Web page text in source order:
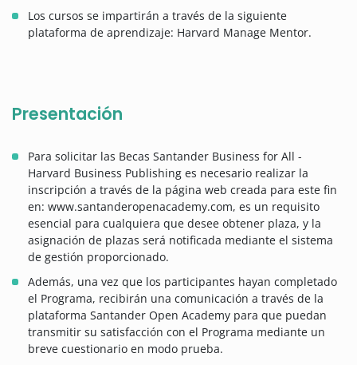
Los cursos se impartirán a través de la siguiente
plataforma de aprendizaje: Harvard Manage Mentor.
Presentación
Para solicitar las Becas Santander Business for All -
Harvard Business Publishing es necesario realizar la
inscripción a través de la página web creada para este fin
en: www.santanderopenacademy.com, es un requisito
esencial para cualquiera que desee obtener plaza, y la
asignación de plazas será notificada mediante el sistema
de gestión proporcionado.
Además, una vez que los participantes hayan completado
el Programa, recibirán una comunicación a través de la
plataforma Santander Open Academy para que puedan
transmitir su satisfacción con el Programa mediante un
breve cuestionario en modo prueba.